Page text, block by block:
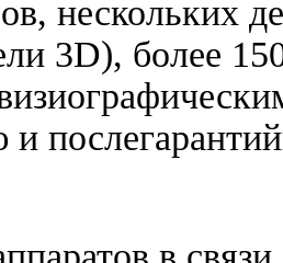
нескольких
3D), более
и